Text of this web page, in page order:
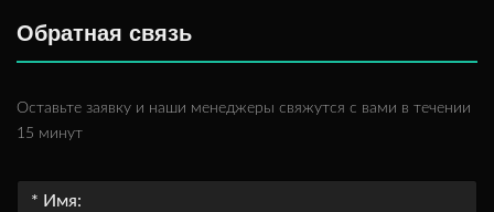
Обратная связь
Оставьте заявку и наши менеджеры свяжутся с вами в течении
15 минут